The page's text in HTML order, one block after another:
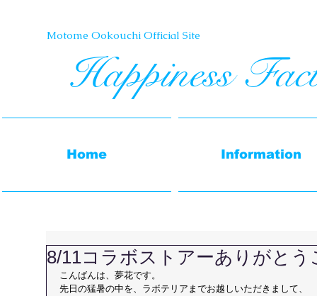
8/11コラボストアーありがと
こんばんは、夢花です。
先日の猛暑の中を、ラボテリアまでお越しいただきまして、
Home Information
Motome Ookouchi Official Site​
Happiness